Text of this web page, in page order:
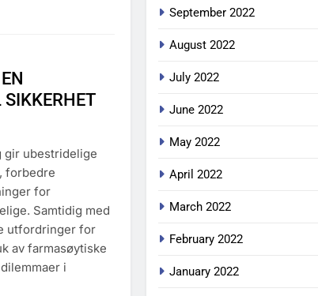
gir ubestridelige
forbedre
for
Samtidig med
utfordringer for
av farmasøytiske
i
September 2022
August 2022
July 2022
June 2022
May 2022
April 2022
March 2022
February 2022
January 2022